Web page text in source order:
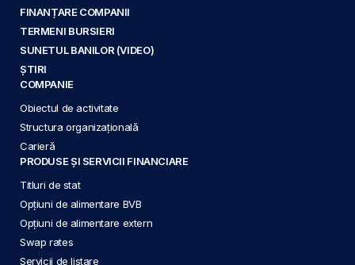
FINANȚARE COMPANII
TERMENI BURSIERI
SUNETUL BANILOR (VIDEO)
ȘTIRI
COMPANIE
Obiectul de activitate
Structura organizațională
Carieră
PRODUSE ȘI SERVICII FINANCIARE
Titluri de stat
Opțiuni de alimentare BVB
Opțiuni de alimentare extern
Swap rates
Servicii de listare